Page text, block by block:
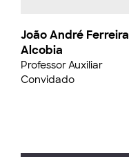
João André Ferreira
Alcobia
Professor Auxiliar
Convidado